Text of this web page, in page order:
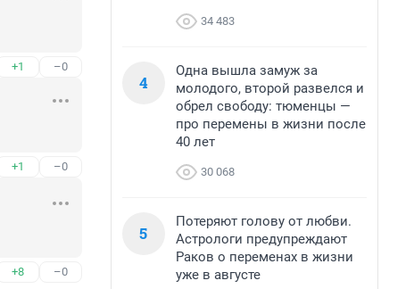
+1 –0
+1 –0
+8 –0
34 483
4
Одна вышла замуж за
молодого, второй развелся и
обрел свободу: тюменцы —
про перемены в жизни после
40 лет
30 068
5
Потеряют голову от любви.
Астрологи предупреждают
Раков о переменах в жизни
уже в августе